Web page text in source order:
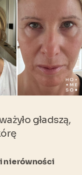
gładszą,
nierówności